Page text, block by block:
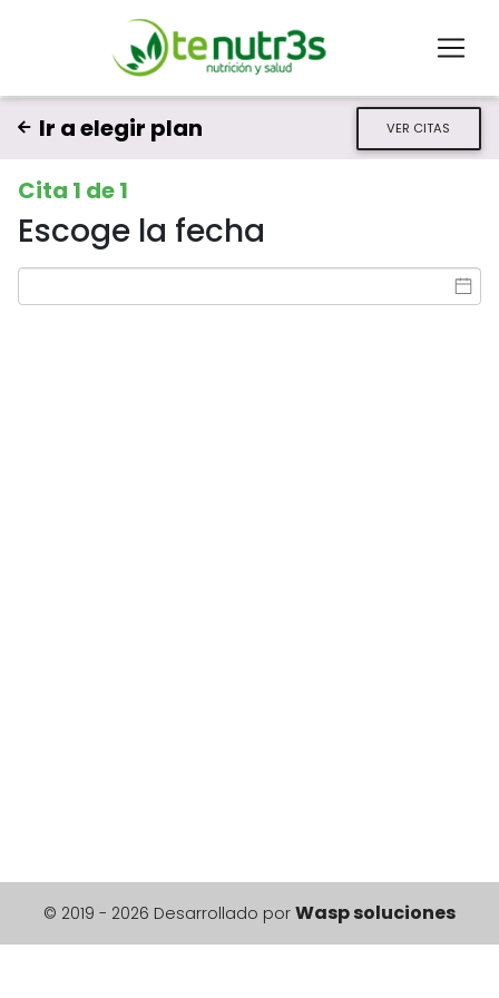
Ir a elegir plan VER CITAS
Cita 1 de 1
Escoge la fecha
© 2019 - 2026 Desarrollado por Wasp soluciones